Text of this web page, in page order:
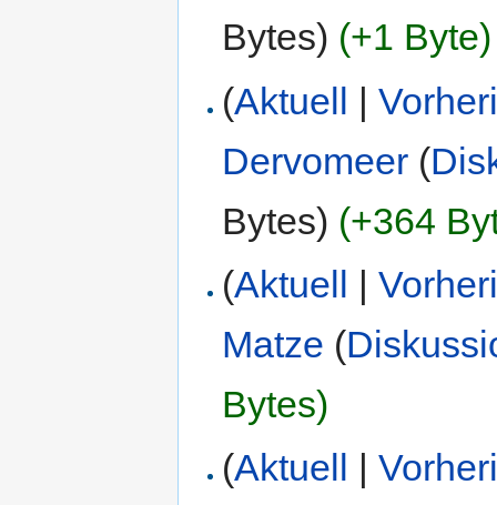
Bytes) (+1 Byte)
(Aktuell |
Dervomeer (
Bytes) (+364
(Aktuell |
Matze (
Bytes)
(Aktuell |